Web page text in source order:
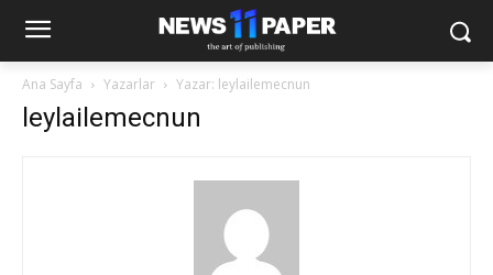
Ana Sayfa Yazarlar Yazar: leylailemecnun
leylailemecnun